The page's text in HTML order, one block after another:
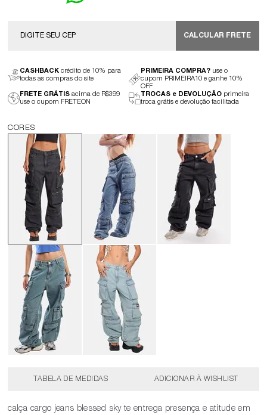
CALCULAR FRETE
CASHBACK crédito de 10% para
todas as compras do site
PRIMEIRA COMPRA? use o
cupom PRIMEIRA10 e ganhe 10%
OFF
FRETE GRÁTIS acima de R$399
use o cupom FRETEON
TROCAS e DEVOLUÇÃO primeira
troca grátis e devolução facilitada
TABELA DE MEDIDAS
calça cargo jeans blessed sky te entrega presença e atitude em